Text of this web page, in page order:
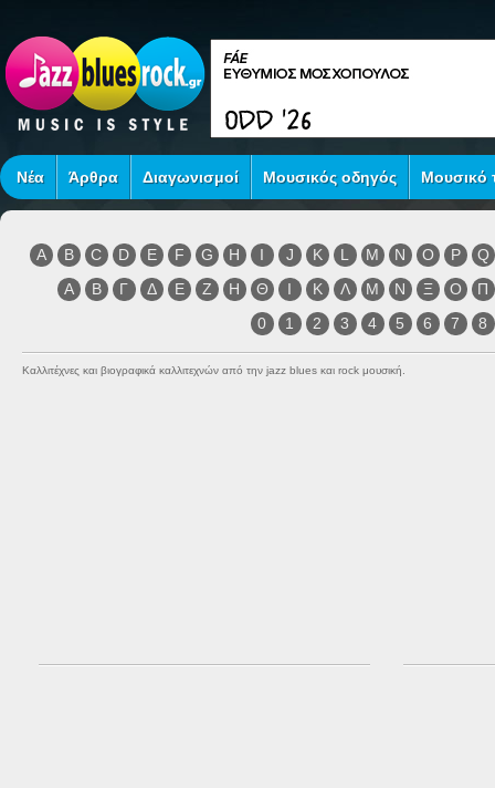
Νέα Άρθρα Διαγωνισμοί Μουσικός οδηγός Μουσικό
A B C D E F G H I J K L M N O P
Q
Α
Β Γ Δ Ε Ζ Η Θ Ι Κ Λ Μ Ν Ξ Ο
Π
0
1 2 3 4 5 6 7 8
Καλλιτέχνες και βιογραφικά καλλιτεχνών από την jazz blues και rock μουσική.